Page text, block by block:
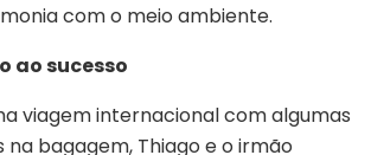
com o meio ambiente.
ao sucesso
viagem internacional com algumas
bagagem, Thiago e o irmão